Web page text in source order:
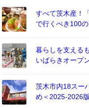
すべて茨木産！
で行くべき100
暮らしを支える
いばらきオープ
茨木市内18スー
め＜2025-2026